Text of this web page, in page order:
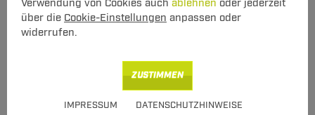
Verwendung von Cookies auch ablehnen oder jederzeit
über die Cookie-Einstellungen anpassen oder
widerrufen.
IMPRESSUM DATENSCHUTZHINWEISE
ZUSTIMMEN
Geeignet für